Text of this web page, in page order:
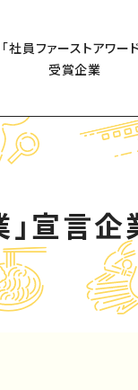
「社員ファーストアワード
受賞企業
宣言企